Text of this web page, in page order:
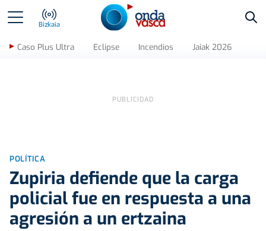
Bizkaia
Caso Plus Ultra Eclipse Incendios Jaiak 2026
POLÍTICA
Zupiria defiende que la carga
policial fue en respuesta a una
agresión a un ertzaina